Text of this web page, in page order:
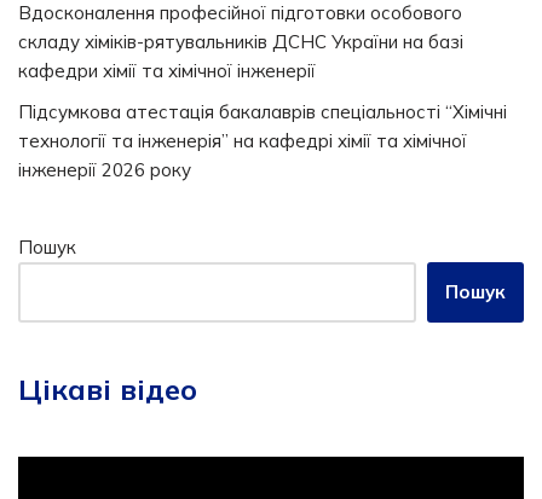
Вдосконалення професійної підготовки особового
складу хіміків-рятувальників ДСНС України на базі
кафедри хімії та хімічної інженерії
Підсумкова атестація бакалаврів спеціальності “Хімічні
технології та інженерія” на кафедрі хімії та хімічної
інженерії 2026 року
Пошук
Пошук
Цікаві відео